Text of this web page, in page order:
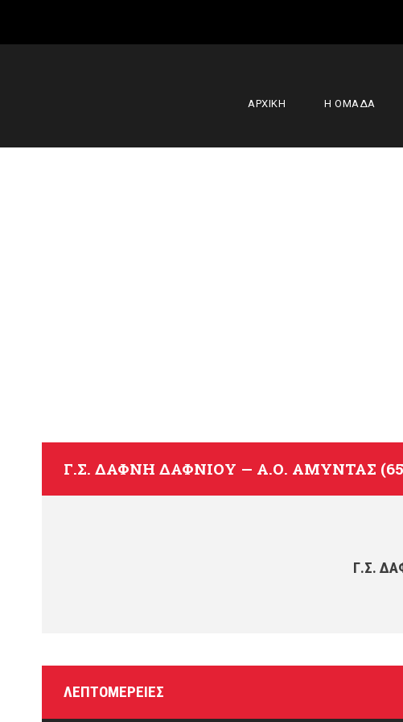
ΑΡΧΙΚΗ Η ΟΜΑΔΑ
Γ.Σ. ΔΆΦΝΗ ΔΑΦΝΊΟΥ — Α.Ο. ΑΜΎΝΤΑΣ
Γ.Σ.
ΛΕΠΤΟΜΈΡΕΙΕΣ